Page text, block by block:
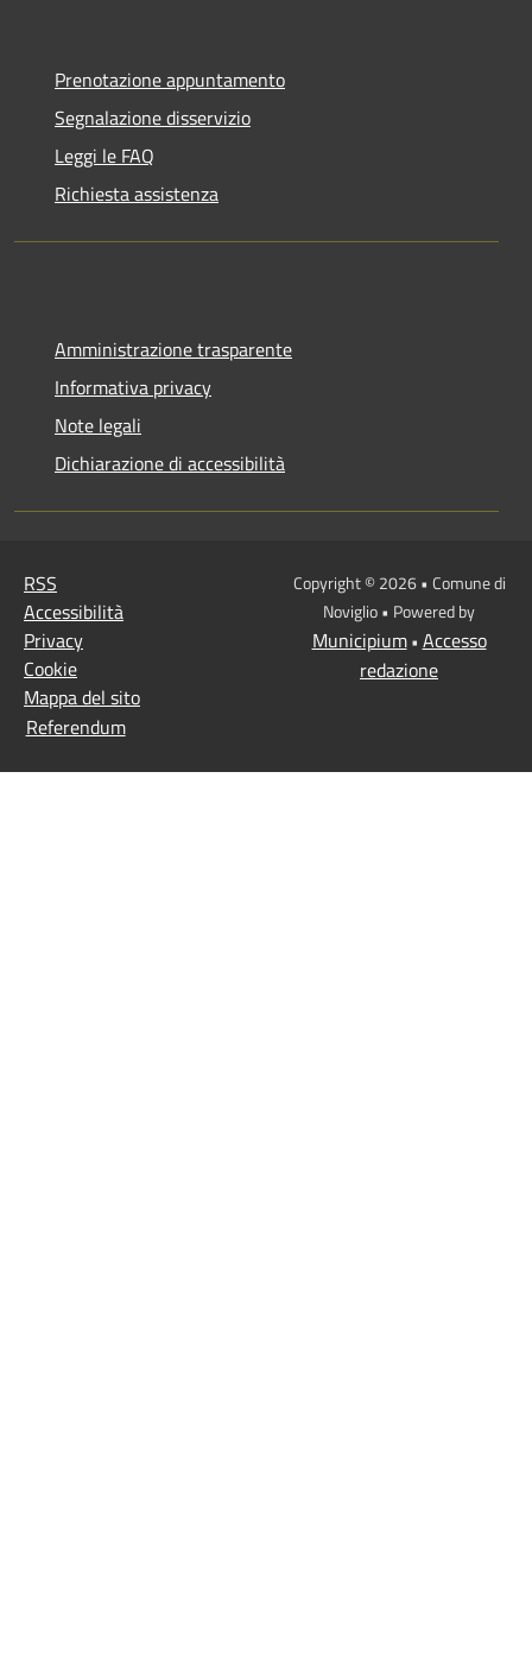
Prenotazione appuntamento
Segnalazione disservizio
Leggi le FAQ
Richiesta assistenza
Amministrazione trasparente
Informativa privacy
Note legali
Dichiarazione di accessibilità
RSS
Accessibilità
Privacy
Cookie
Mappa del sito
Referendum
Copyright © 2026 • Comune di
Noviglio • Powered by
Municipium• Accesso
redazione